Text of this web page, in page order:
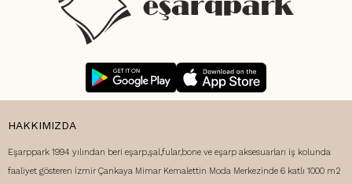
HAKKIMIZDA
Eşarppark 1994 yılından beri eşarp,şal,fular,bone ve eşarp aksesuarları iş kolunda
faaliyet gösteren İzmir Çankaya Mimar Kemalettin Moda Merkezinde 6 katlı 1000 m2